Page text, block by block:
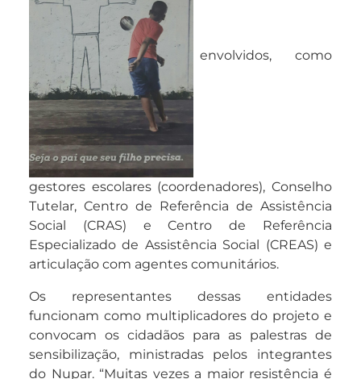
envolvidos, como
gestores escolares (coordenadores), Conselho
Tutelar, Centro de Referência de Assistência
Social (CRAS) e Centro de Referência
Especializado de Assistência Social (CREAS) e
articulação com agentes comunitários.
Os representantes dessas entidades
funcionam como multiplicadores do projeto e
convocam os cidadãos para as palestras de
sensibilização, ministradas pelos integrantes
do Nupar. “Muitas vezes a maior resistência é